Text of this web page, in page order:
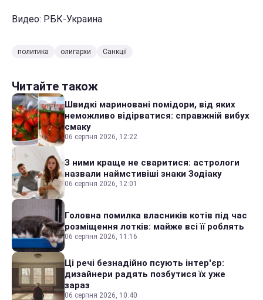
Видео: РБК-Украина
политика олигархи Санкції
Читайте також
Швидкі мариновані помідори, від яких
неможливо відірватися: справжній вибух
смаку
06 серпня 2026, 12:22
З ними краще не сваритися: астрологи
назвали наймстивіші знаки Зодіаку
06 серпня 2026, 12:01
Головна помилка власників котів під час
розміщення лотків: майже всі її роблять
06 серпня 2026, 11:16
Ці речі безнадійно псують інтер'єр:
дизайнери радять позбутися їх уже
зараз
06 серпня 2026, 10:40